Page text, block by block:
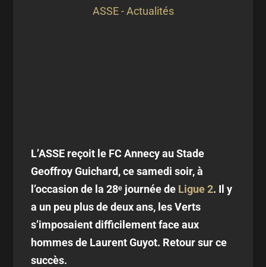
ASSE - Actualités
L’ASSE reçoit le FC Annecy au Stade
Geoffroy Guichard, ce samedi soir, à
l’occasion de la 28ᵉ journée de Ligue 2. Il y
a un peu plus de deux ans, les Verts
s’imposaient difficilement face aux
hommes de Laurent Guyot. Retour sur ce
succès.